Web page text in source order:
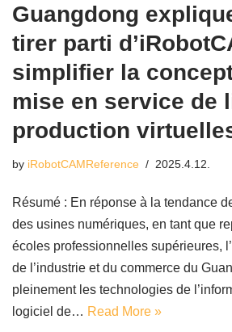
Guangdong
tirer parti
simplifier la
mise en service de
production
by iRobotCAMReference 2025.4.12.
Résumé : En réponse à la tendance
des usines numériques, en tant que
écoles professionnelles supérieures,
de l’industrie et du commerce du
pleinement les technologies de
logiciel de… Read More »